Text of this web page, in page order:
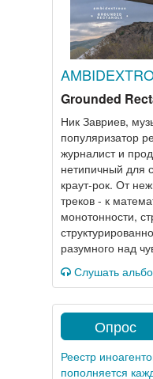
Grounded
Ник Завриев,
популяризатор
журналист и
нетипичный для
краут-рок. От
треков - к
монотонности,
разумного над
Слушать
Опрос
Реестр
пополняется